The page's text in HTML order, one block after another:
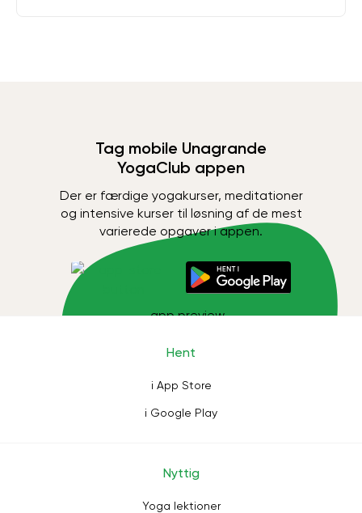
Tag mobile Unagrande
YogaClub appen
Der er færdige yogakurser, meditationer
og intensive kurser til løsning af de mest
varierede opgaver i appen.
Hent
i App Store
i Google Play
Nyttig
Yoga lektioner